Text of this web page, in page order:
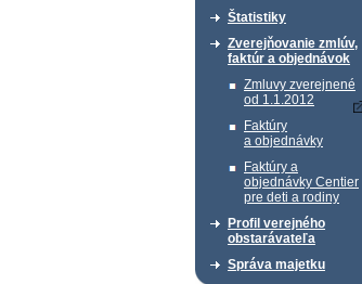
Štatistiky
Zverejňovanie zmlúv,
faktúr a objednávok
Zmluvy zverejnené
od 1.1.2012
Faktúry
a objednávky
Faktúry a
objednávky Centier
pre deti a rodiny
Profil verejného
obstarávateľa
Správa majetku